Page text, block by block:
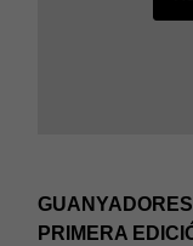
PRIMERA